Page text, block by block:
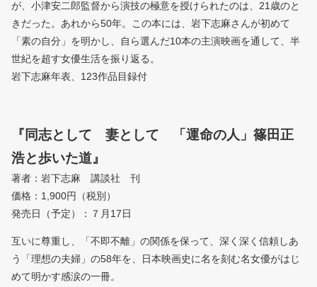
が、小津安二郎監督から演技の極意を授けられたのは、21歳のと
きだった。あれから50年。この本には、岩下志麻さんが初めて
「素の自分」を明かし、自ら選んだ10本の主演映画を通して、半
世紀を超す女優生活を振り返る。
岩下志麻年表、123作品目録付
『同志として 妻として 「運命の人」篠田正
浩と歩いた道』
著者：岩下志麻 講談社 刊
価格：1,900円（税別）
発売日（予定）：７月17日
互いに尊重し、「不即不離」の関係を保って、深く深く信頼しあ
う「理想の夫婦」の58年を、日本映画史に名を刻む名女優がはじ
めて明かす感涙の一冊。